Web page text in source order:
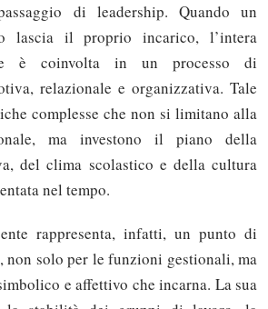
di leadership. Quando un
lascia il proprio incarico, l’intera
è coinvolta in un processo di
relazionale e organizzativa. Tale
complesse che non si limitano alla
ma investono il piano della
del clima scolastico e della cultura
nel tempo.
rappresenta, infatti, un punto di
non solo per le funzioni gestionali, ma
e affettivo che incarna. La sua